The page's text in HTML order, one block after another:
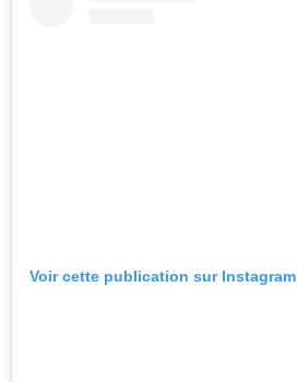
Voir cette publication sur Instagram